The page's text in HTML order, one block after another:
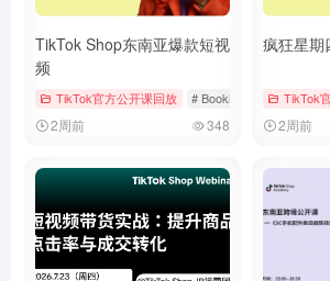
TikTok Shop东南亚爆款短视
频
TikTok官方公开课回放 # Bookings & Vouchers
2周前 348
疯狂星期
TikTok
2周前